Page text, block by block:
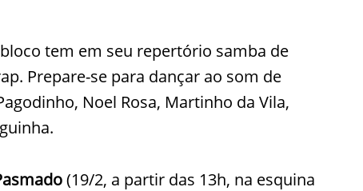
tem em seu repertório samba de
Prepare-se para dançar ao som de
Noel Rosa, Martinho da Vila,
(19/2, a partir das 13h, na esquina